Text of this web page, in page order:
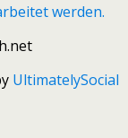
werden.
UltimatelySocial